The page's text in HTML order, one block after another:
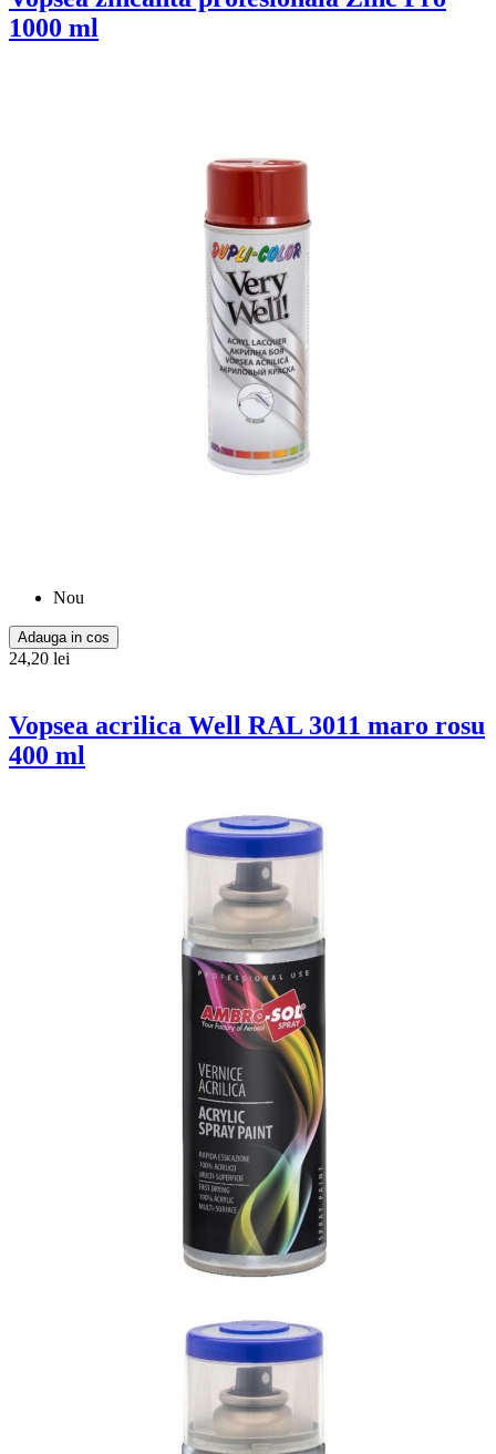
1000 ml
Nou
Adauga in cos
24,20 lei
Vopsea acrilica Well RAL 3011 maro rosu
400 ml